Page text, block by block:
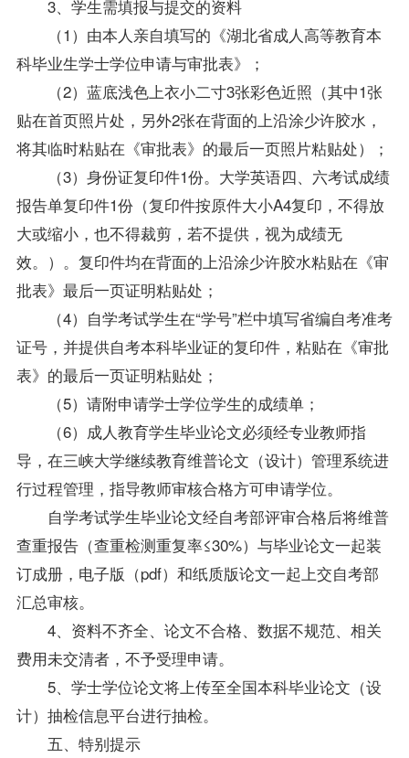
3、学生需填报与提交的资料
（1）由本人亲自填写的《湖北省成人高等教育本
科毕业生学士学位申请与审批表》；
（2）蓝底浅色上衣小二寸3张彩色近照（其中1张
贴在首页照片处，另外2张在背面的上沿涂少许胶水，
将其临时粘贴在《审批表》的最后一页照片粘贴处）；
（3）身份证复印件1份。大学英语四、六考试成绩
报告单复印件1份（复印件按原件大小A4复印，不得放
大或缩小，也不得裁剪，若不提供，视为成绩无
效。）。复印件均在背面的上沿涂少许胶水粘贴在《审
批表》最后一页证明粘贴处；
（4）自学考试学生在“学号”栏中填写省编自考准考
证号，并提供自考本科毕业证的复印件，粘贴在《审批
表》的最后一页证明粘贴处；
（5）请附申请学士学位学生的成绩单；
（6）成人教育学生毕业论文必须经专业教师指
导，在三峡大学继续教育维普论文（设计）管理系统进
行过程管理，指导教师审核合格方可申请学位。
自学考试学生毕业论文经自考部评审合格后将维普
查重报告（查重检测重复率≤30%）与毕业论文一起装
订成册，电子版（pdf）和纸质版论文一起上交自考部
汇总审核。
4、资料不齐全、论文不合格、数据不规范、相关
费用未交清者，不予受理申请。
5、学士学位论文将上传至全国本科毕业论文（设
计）抽检信息平台进行抽检。
五、特别提示